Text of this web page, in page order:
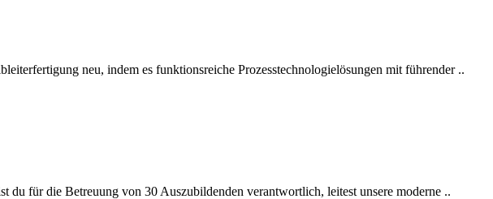
neu, indem es funktionsreiche Prozesstechnologielösungen mit führender ..
du für die Betreuung von 30 Auszubildenden verantwortlich, leitest unsere moderne ..